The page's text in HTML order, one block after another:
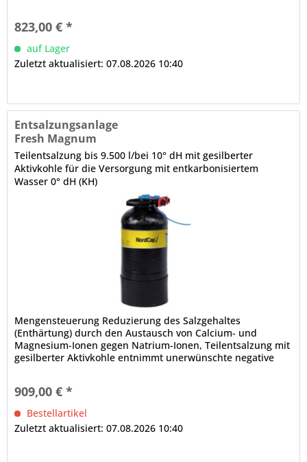
823,00 € *
auf Lager
Zuletzt aktualisiert: 07.08.2026 10:40
Entsalzungsanlage
Fresh Magnum
Teilentsalzung bis 9.500 l/bei 10° dH mit gesilberter
Aktivkohle für die Versorgung mit entkarbonisiertem
Wasser 0° dH (KH)
Mengensteuerung Reduzierung des Salzgehaltes
(Enthärtung) durch den Austausch von Calcium- und
Magnesium-Ionen gegen Natrium-Ionen, Teilentsalzung mit
gesilberter Aktivkohle entnimmt unerwünschte negative
909,00 € *
Bestellartikel
Zuletzt aktualisiert: 07.08.2026 10:40